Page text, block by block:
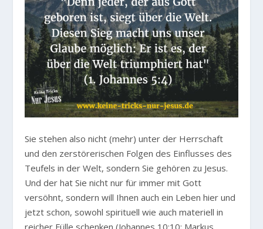
Sie stehen also nicht (mehr) unter der Herrschaft
und den zerstörerischen Folgen des Einflusses des
Teufels in der Welt, sondern Sie gehören zu Jesus.
Und der hat Sie nicht nur für immer mit Gott
versöhnt, sondern will Ihnen auch ein Leben hier und
jetzt schon, sowohl spirituell wie auch materiell in